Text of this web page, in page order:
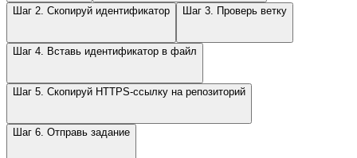
Шаг 2. Скопируй идентификатор Шаг 3. Проверь ветку
Шаг 4. Вставь идентификатор в файл
Шаг 5. Скопируй HTTPS-ссылку на репозиторий
Шаг 6. Отправь задание